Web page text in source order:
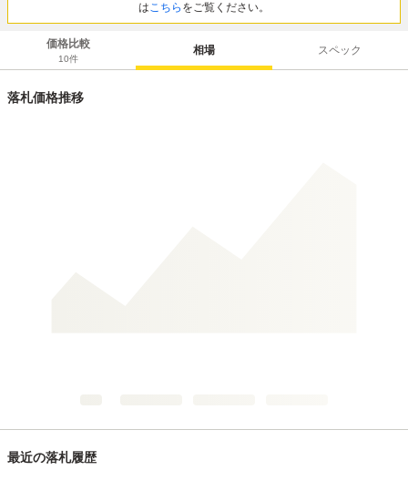
はこちら をご覧ください。
価格比較
10件
相場 スペック
落札価格推移
最近の落札履歴